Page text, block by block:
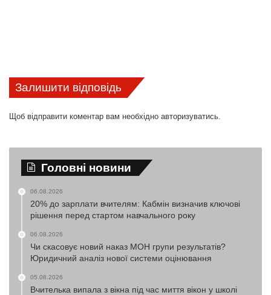
Залишити відповідь
Щоб відправити коментар вам необхідно авторизуватись.
Головні новини
06.08.2026
20% до зарплати вчителям: Кабмін визначив ключові
рішення перед стартом навчального року
06.08.2026
Чи скасовує новий наказ МОН групи результатів?
Юридичний аналіз нової системи оцінювання
05.08.2026
Вчителька випала з вікна під час миття вікон у школі